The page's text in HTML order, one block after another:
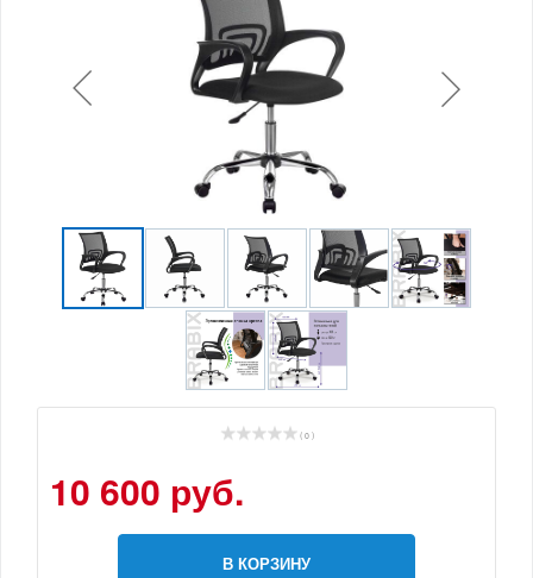
( 0 )
10 600 руб.
В КОРЗИНУ